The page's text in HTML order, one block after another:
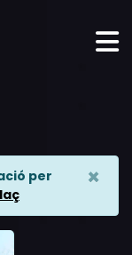
per
×